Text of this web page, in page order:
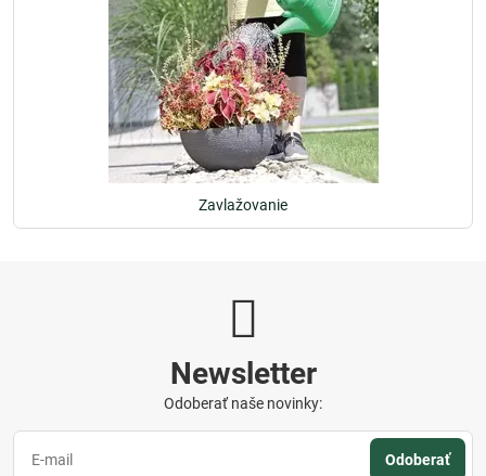
Zavlažovanie
Newsletter
Odoberať naše novinky:
Odoberať